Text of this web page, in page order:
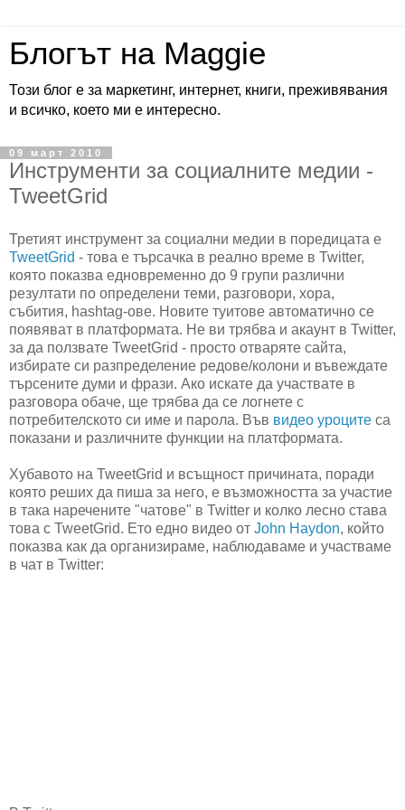
Блогът на Maggie
Този блог е за маркетинг, интернет, книги, преживявания
и всичко, което ми е интересно.
09 март 2010
Инструменти за социалните медии -
TweetGrid
Третият инструмент за социални медии в поредицата е
TweetGrid - това е търсачка в реално време в Twitter,
която показва едновременно до 9 групи различни
резултати по определени теми, разговори, хора,
събития, hashtag-ове. Новите туитове автоматично се
появяват в платформата. Не ви трябва и акаунт в Twitter,
за да ползвате TweetGrid - просто отваряте сайта,
избирате си разпределение редове/колони и въвеждате
търсените думи и фрази. Ако искате да участвате в
разговора обаче, ще трябва да се логнете с
потребителското си име и парола. Във видео уроците са
показани и различните функции на платформата.
Хубавото на TweetGrid и всъщност причината, поради
която реших да пиша за него, е възможността за участие
в така наречените "чатове" в Twitter и колко лесно става
това с TweetGrid. Ето едно видео от John Haydon, който
показва как да организираме, наблюдаваме и участваме
в чат в Twitter: